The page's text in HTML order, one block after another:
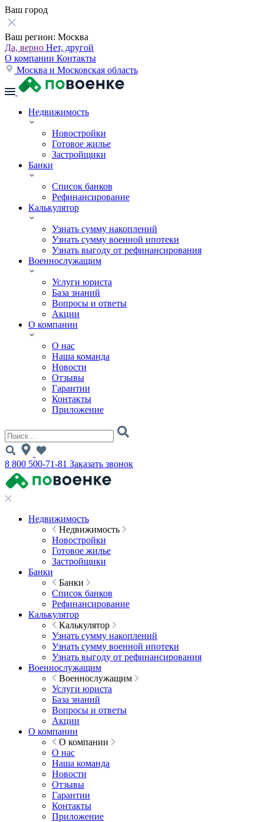
Ваш город
Ваш регион: Москва
Да, верно Нет, другой
О компании Контакты
Москва и Московская область
Недвижимость
Новостройки
Готовое жилье
Застройщики
Банки
Список банков
Рефинансирование
Калькулятор
Узнать сумму накоплений
Узнать сумму военной ипотеки
Узнать выгоду от рефинансирования
Военнослужащим
Услуги юриста
База знаний
Вопросы и ответы
Акции
О компании
О нас
Наша команда
Новости
Отзывы
Гарантии
Контакты
Приложение
8 800 500-71-81 Заказать звонок
Недвижимость
Недвижимость
Новостройки
Готовое жилье
Застройщики
Банки
Банки
Список банков
Рефинансирование
Калькулятор
Калькулятор
Узнать сумму накоплений
Узнать сумму военной ипотеки
Узнать выгоду от рефинансирования
Военнослужащим
Военнослужащим
Услуги юриста
База знаний
Вопросы и ответы
Акции
О компании
О компании
О нас
Наша команда
Новости
Отзывы
Гарантии
Контакты
Приложение